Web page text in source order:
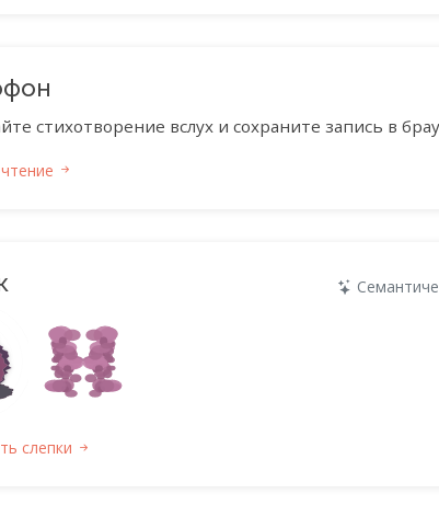
стихотворение вслух и сохраните запись в
слепки